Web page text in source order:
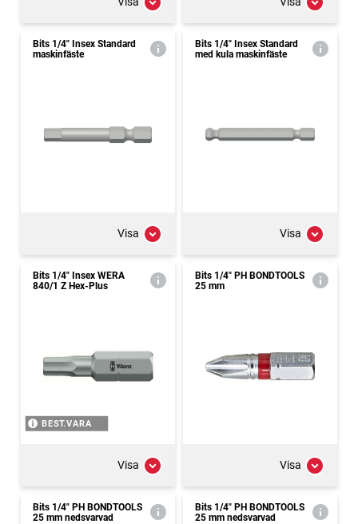
Bits 1/4" Insex Standard
maskinfäste
Visa
Bits 1/4" Insex Standard
med kula maskinfäste
Visa
Bits 1/4" Insex WERA
840/1 Z Hex-Plus
BEST.VARA
Visa
Bits 1/4" PH BONDTOOLS
25 mm
Visa
Bits 1/4" PH BONDTOOLS
25 mm nedsvarvad
Bits 1/4" PH BONDTOOLS
25 mm nedsvarvad